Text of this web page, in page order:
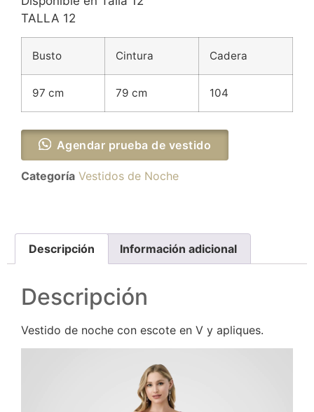
TALLA 12
Busto Cintura Cadera
97 cm 79 cm 104
Agendar prueba de vestido
Categoría Vestidos de Noche
Descripción Información adicional
Descripción
Vestido de noche con escote en V y apliques.